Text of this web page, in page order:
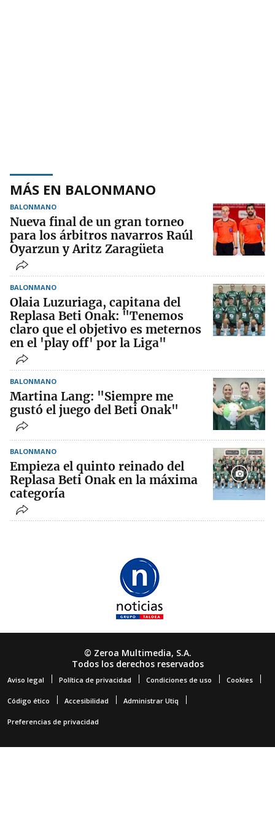
MÁS EN BALONMANO
BALONMANO
Nueva final de un gran torneo
para los árbitros navarros Raúl
Oyarzun y Aritz Zaragüeta
BALONMANO
Olaia Luzuriaga, capitana del
Replasa Beti Onak: "Tenemos
claro que el objetivo es meternos
en el 'play off' por la Liga"
BALONMANO
Martina Lang: "Siempre me
gustó el juego del Beti Onak"
BALONMANO
Empieza el quinto reinado del
Replasa Beti Onak en la máxima
categoría
© Zeroa Multimedia, S.A.
Todos los derechos reservados
Aviso legal Política de privacidad Condiciones de uso Cookies
Código ético Accesibilidad Administrar Utiq
Preferencias de privacidad